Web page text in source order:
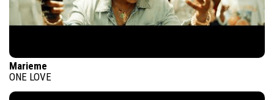
Marieme
ONE LOVE